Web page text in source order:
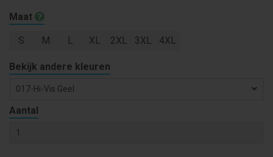
Maat
S M L XL 2XL 3XL 4XL
Bekijk andere kleuren
017-Hi-Vis Geel
Aantal